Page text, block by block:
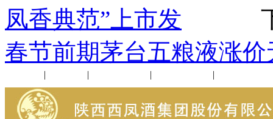
凤香典范”上市发 下
春节前期茅台五粮液涨价
| | | |